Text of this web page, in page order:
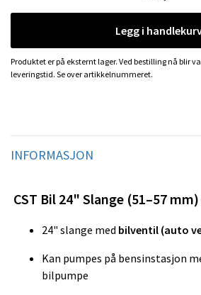
Legg i
Produktet er på eksternt lager. Ved bestilling nå blir
leveringstid. Se over artikkelnummeret.
INFORMASJON
CST Bil 24" Slange (51–57
24" slange med bilventil (auto
Kan pumpes på bensinstasjon
bilpumpe